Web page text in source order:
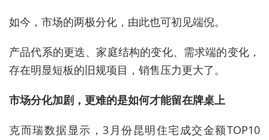
如今，市场的两极分化，由此也可初见端倪。
产品代系的更迭、家庭结构的变化、需求端的变化，
存在明显短板的旧规项目，销售压力更大了。
市场分化加剧，更难的是如何才能留在牌桌上
克而瑞数据显示，3月份昆明住宅成交金额TOP10